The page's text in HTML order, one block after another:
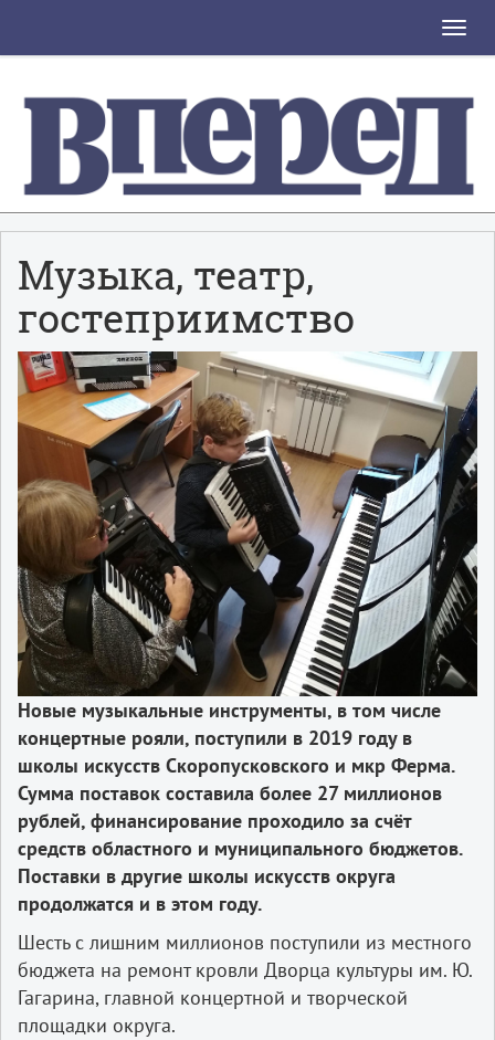
Toggle
Музыка, театр,
гостеприимство
Новые музыкальные инструменты, в том числе
концертные рояли, поступили в 2019 году в
школы искусств Скоропусковского и мкр Ферма.
Сумма поставок составила более 27 миллионов
рублей, финансирование проходило за счёт
средств областного и муниципального бюджетов.
Поставки в другие школы искусств округа
продолжатся и в этом году.
Шесть с лишним миллионов поступили из местного
бюджета на ремонт кровли Дворца культуры им. Ю.
Гагарина, главной концертной и творческой
площадки округа.